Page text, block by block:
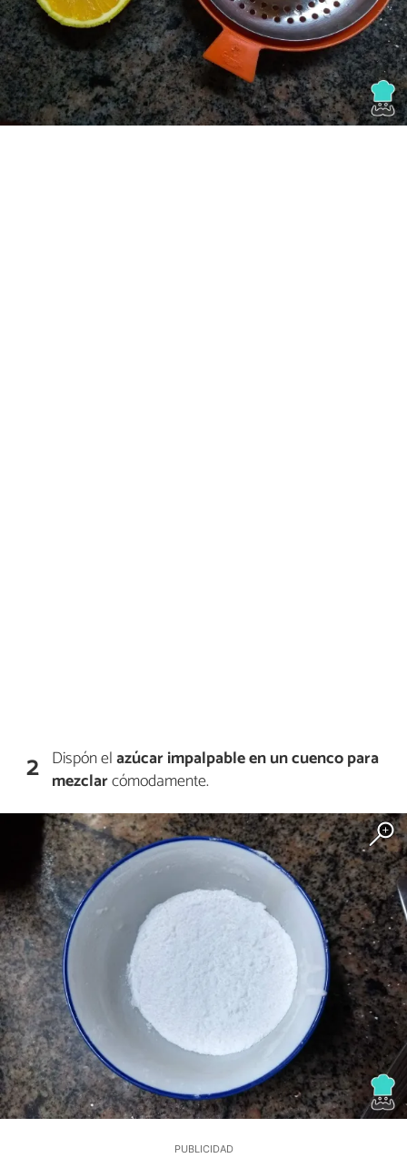
2 Dispón elazúcar impalpable en un cuenco para
mezclarcómodamente.